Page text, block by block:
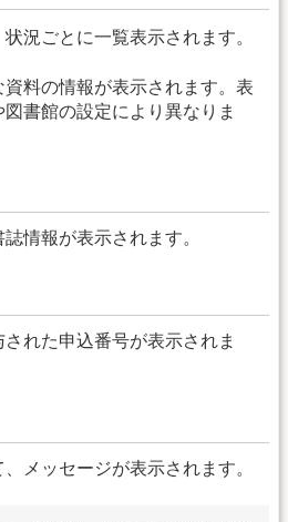
況ごとに一覧表示されます。
料の情報が表示されます。表
書館の設定により異なりま
情報が表示されます。
れた申込番号が表示されま
メッセージが表示されます。